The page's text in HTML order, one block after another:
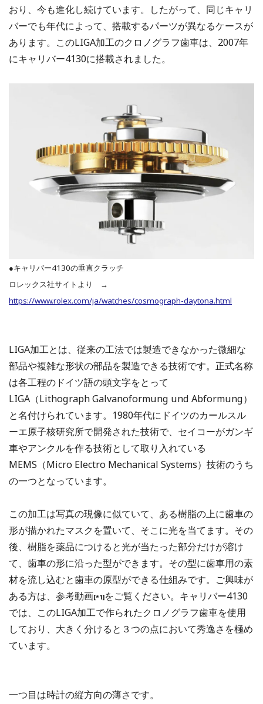
おり、今も進化し続けています。したがって、同じキャリ
バーでも年代によって、搭載するパーツが異なるケースが
あります。このLIGA加工のクロノグラフ歯車は、2007年
にキャリバー4130に搭載されました。
●キャリバー4130の垂直クラッチ
ロレックス社サイトより →
https://www.rolex.com/ja/watches/cosmograph-daytona.html
LIGA加工とは、従来の工法では製造できなかった微細な
部品や複雑な形状の部品を製造できる技術です。正式名称
は各工程のドイツ語の頭文字をとって
LIGA（Lithograph Galvanoformung und Abformung）
と名付けられています。1980年代にドイツのカールスル
ーエ原子核研究所で開発された技術で、セイコーがガンギ
車やアンクルを作る技術として取り入れている
MEMS（Micro Electro Mechanical Systems）技術のうち
の一つとなっています。
この加工は写真の現像に似ていて、ある樹脂の上に歯車の
形が描かれたマスクを置いて、そこに光を当てます。その
後、樹脂を薬品につけると光が当たった部分だけが溶け
て、歯車の形に沿った型ができます。その型に歯車用の素
材を流し込むと歯車の原型ができる仕組みです。ご興味が
ある方は、参考動画[*1]をご覧ください。キャリバー4130
では、このLIGA加工で作られたクロノグラフ歯車を使用
しており、大きく分けると３つの点において秀逸さを極め
ています。
一つ目は時計の縦方向の薄さです。